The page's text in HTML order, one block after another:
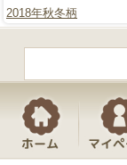
2018年秋冬柄